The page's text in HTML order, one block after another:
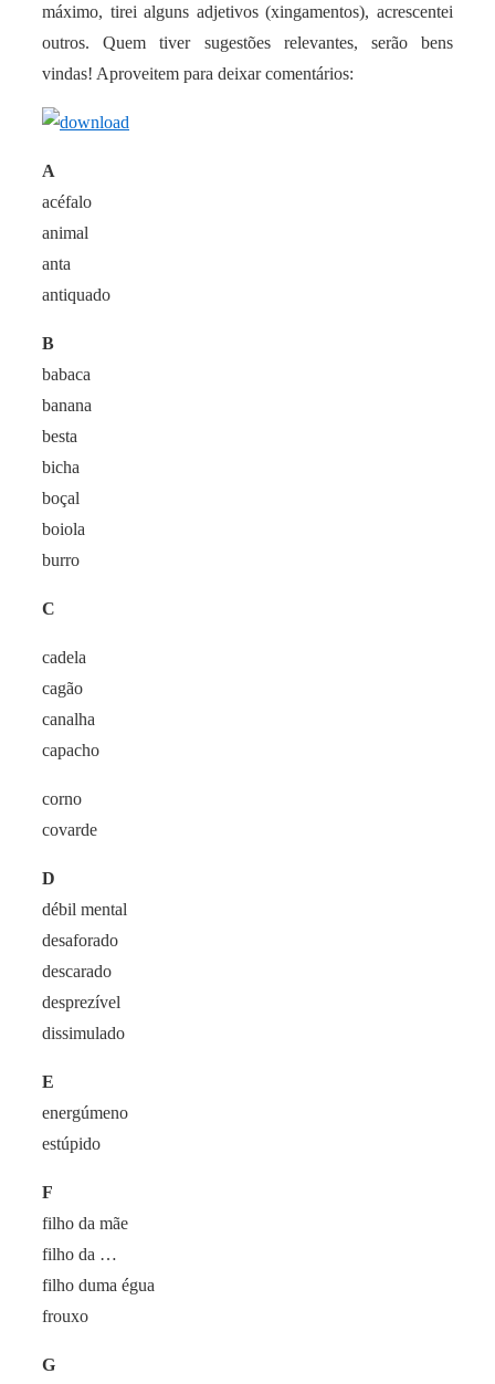
máximo, tirei alguns adjetivos (xingamentos), acrescentei
outros. Quem tiver sugestões relevantes, serão bens
vindas! Aproveitem para deixar comentários:
A
acéfalo
animal
anta
antiquado
B
babaca
banana
besta
bicha
boçal
boiola
burro
C
cadela
cagão
canalha
capacho
corno
covarde
D
débil mental
desaforado
descarado
desprezível
dissimulado
E
energúmeno
estúpido
F
filho da mãe
filho da …
filho duma égua
frouxo
G